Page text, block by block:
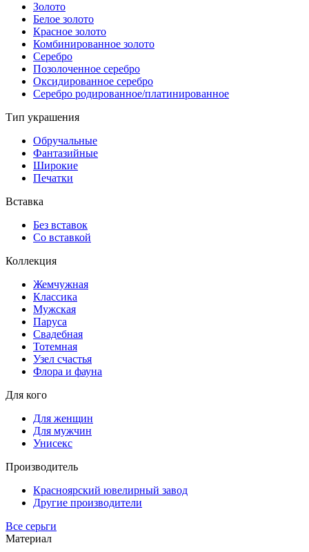
Золото
Белое золото
Красное золото
Комбинированное золото
Серебро
Позолоченное серебро
Оксидированное серебро
Серебро родированное/платинированное
Тип украшения
Обручальные
Фантазийные
Широкие
Печатки
Вставка
Без вставок
Со вставкой
Коллекция
Жемчужная
Классика
Мужская
Паруса
Свадебная
Тотемная
Узел счастья
Флора и фауна
Для кого
Для женщин
Для мужчин
Унисекс
Производитель
Красноярский ювелирный завод
Другие производители
Все серьги
Материал